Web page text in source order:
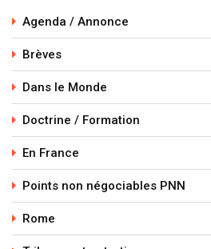
Agenda / Annonce
Brèves
Dans le Monde
Doctrine / Formation
En France
Points non négociables PNN
Rome